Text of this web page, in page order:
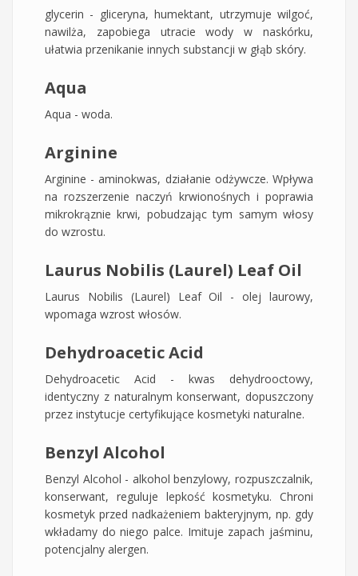
glycerin - gliceryna, humektant, utrzymuje wilgoć,
nawilża, zapobiega utracie wody w naskórku,
ułatwia przenikanie innych substancji w głąb skóry.
Aqua
Aqua - woda.
Arginine
Arginine - aminokwas, działanie odżywcze. Wpływa
na rozszerzenie naczyń krwionośnych i poprawia
mikrokrąznie krwi, pobudzając tym samym włosy
do wzrostu.
Laurus Nobilis (Laurel) Leaf Oil
Laurus Nobilis (Laurel) Leaf Oil - olej laurowy,
wpomaga wzrost włosów.
Dehydroacetic Acid
Dehydroacetic Acid - kwas dehydrooctowy,
identyczny z naturalnym konserwant, dopuszczony
przez instytucje certyfikujące kosmetyki naturalne.
Benzyl Alcohol
Benzyl Alcohol - alkohol benzylowy, rozpuszczalnik,
konserwant, reguluje lepkość kosmetyku. Chroni
kosmetyk przed nadkażeniem bakteryjnym, np. gdy
wkładamy do niego palce. Imituje zapach jaśminu,
potencjalny alergen.